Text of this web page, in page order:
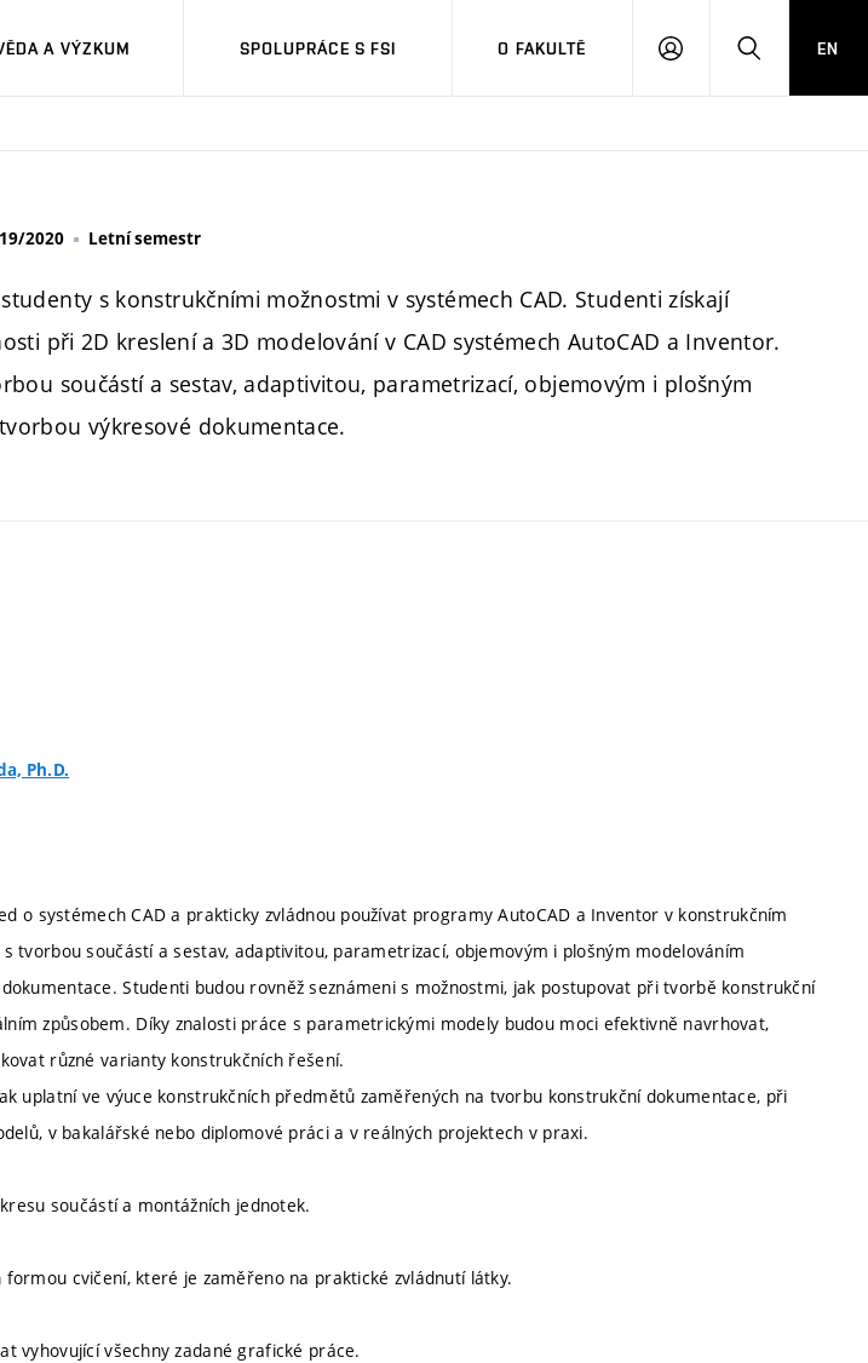
A VÝZKUM SPOLUPRÁCE S FSI O FAKULTĚ
PŘIHLÁŠENÍHLEDAT
EN
2020 Letní semestr
s konstrukčními možnostmi v systémech CAD. Studenti získají
při 2D kreslení a 3D modelování v CAD systémech AutoCAD a Inventor.
součástí a sestav, adaptivitou, parametrizací, objemovým i plošným
výkresové dokumentace.
Ph.D.
o systémech CAD a prakticky zvládnou používat programy AutoCAD a Inventor v konstrukčním
s tvorbou součástí a sestav, adaptivitou, parametrizací, objemovým i plošným modelováním
Studenti budou rovněž seznámeni s možnostmi, jak postupovat při tvorbě konstrukční
způsobem. Díky znalosti práce s parametrickými modely budou moci efektivně navrhovat,
různé varianty konstrukčních řešení.
uplatní ve výuce konstrukčních předmětů zaměřených na tvorbu konstrukční dokumentace, při
v bakalářské nebo diplomové práci a v reálných projektech v praxi.
součástí a montážních jednotek.
formou cvičení, které je zaměřeno na praktické zvládnutí látky.
vyhovující všechny zadané grafické práce.